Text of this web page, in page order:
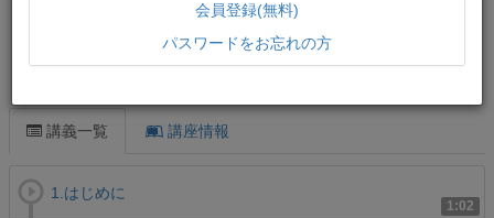
講義一覧 講座情報
1:02
1.はじめに
会員登録(無料)
パスワードをお忘れの方